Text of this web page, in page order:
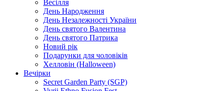
Весілля
День Народження
День Незалежності України
День святого Валентина
День святого Патрика
Новий рік
Подарунки для чоловіків
Хелловін (Halloween)
Вечірки
Secret Garden Party (SGP)